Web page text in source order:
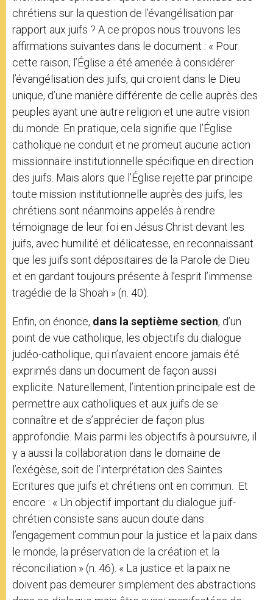
chrétiens sur la question de l’évangélisation par
rapport aux juifs ? A ce propos nous trouvons les
affirmations suivantes dans le document : « Pour
cette raison, l’Église a été amenée à considérer
l’évangélisation des juifs, qui croient dans le Dieu
unique, d’une manière différente de celle auprès des
peuples ayant une autre religion et une autre vision
du monde. En pratique, cela signifie que l’Église
catholique ne conduit et ne promeut aucune action
missionnaire institutionnelle spécifique en direction
des juifs. Mais alors que l’Église rejette par principe
toute mission institutionnelle auprès des juifs, les
chrétiens sont néanmoins appelés à rendre
témoignage de leur foi en Jésus Christ devant les
juifs, avec humilité et délicatesse, en reconnaissant
que les juifs sont dépositaires de la Parole de Dieu
et en gardant toujours présente à l’esprit l’immense
tragédie de la Shoah » (n. 40).
Enfin, on énonce, dans la septième section, d’un
point de vue catholique, les objectifs du dialogue
judéo-catholique, qui n’avaient encore jamais été
exprimés dans un document de façon aussi
explicite. Naturellement, l’intention principale est de
permettre aux catholiques et aux juifs de se
connaître et de s’apprécier de façon plus
approfondie. Mais parmi les objectifs à poursuivre, il
y a aussi la collaboration dans le domaine de
l’exégèse, soit de l’interprétation des Saintes
Ecritures que juifs et chrétiens ont en commun. Et
encore : « Un objectif important du dialogue juif-
chrétien consiste sans aucun doute dans
l’engagement commun pour la justice et la paix dans
le monde, la préservation de la création et la
réconciliation » (n. 46). « La justice et la paix ne
doivent pas demeurer simplement des abstractions